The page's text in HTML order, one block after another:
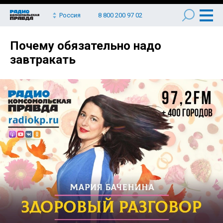
Россия 8 800 200 97 02
Почему обязательно надо
завтракать